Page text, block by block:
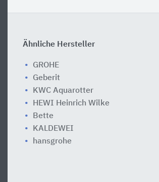
Ähnliche Hersteller
GROHE
Geberit
KWC Aquarotter
HEWI Heinrich Wilke
Bette
KALDEWEI
hansgrohe